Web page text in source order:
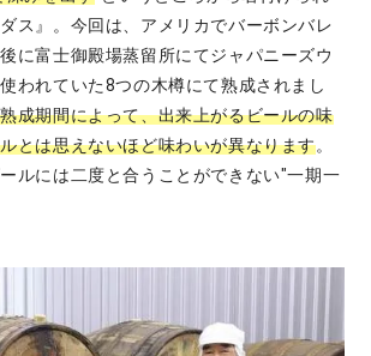
ス』。今回は、アメリカでバーボンバレ
に富士御殿場蒸留所にてジャパニーズウ
われていた8つの木樽にて熟成されまし
成期間によって、出来上がるビールの味
とは思えないほど味わいが異なります。
ルには二度と合うことができない"一期一